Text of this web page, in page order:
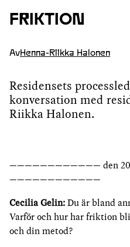
FRIKTION
AvHenna-Riikka Halonen
Residensets
konversation med
Riikka Halonen.
———————————— den 20
————————————
Cecilia Gelin:Du är bland
Varför och hur har friktion
och din metod?